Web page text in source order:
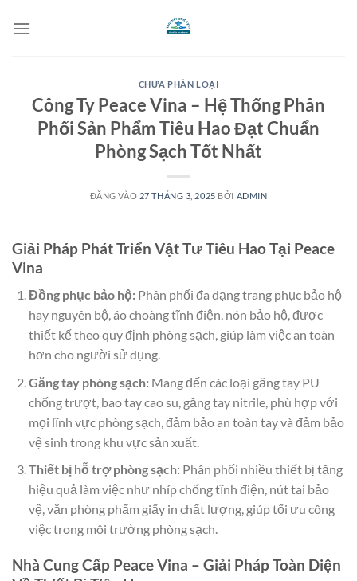
qua
CHƯA PHÂN LOẠI
Công Ty Peace Vina – Hệ Thống Phân
Phối Sản Phẩm Tiêu Hao Đạt Chuẩn
Phòng Sạch Tốt Nhất
ĐĂNG VÀO 27 THÁNG 3, 2025 BỞI ADMIN
Giải Pháp Phát Triển Vật Tư Tiêu Hao Tại Peace
Vina
Đồng phục bảo hộ:Phân phối đa dạng trang phục bảo hộ
hay nguyên bộ, áo choàng tĩnh điện, nón bảo hộ, được
thiết kế theo quy định phòng sạch, giúp làm việc an toàn
hơn cho người sử dụng.
Găng tay phòng sạch:Mang đến các loại găng tay PU
chống trượt, bao tay cao su, găng tay nitrile, phù hợp với
mọi lĩnh vực phòng sạch, đảm bảo an toàn tay và đảm bảo
vệ sinh trong khu vực sản xuất.
Thiết bị hỗ trợ phòng sạch:Phân phối nhiều thiết bị tăng
hiệu quả làm việc như nhíp chống tĩnh điện, nút tai bảo
vệ, văn phòng phẩm giấy in chất lượng, giúp tối ưu công
việc trong môi trường phòng sạch.
Nhà Cung Cấp Peace Vina – Giải Pháp Toàn Diện